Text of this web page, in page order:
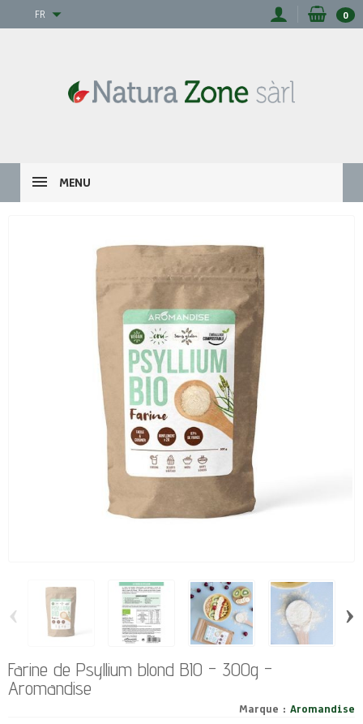
FR 0
MENU
‹ ›
Farine de Psyllium blond BIO - 300g -
Aromandise
Marque : Aromandise